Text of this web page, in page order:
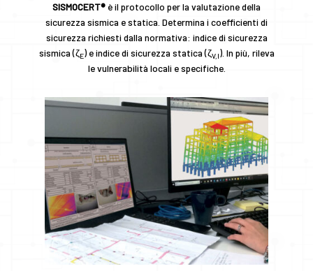
SISMOCERT® è il protocollo per la valutazione della
sicurezza sismica e statica. Determina i coefficienti di
sicurezza richiesti dalla normativa: indice di sicurezza
sismica (ζE) e indice di sicurezza statica (ζV,I). In più, rileva
le vulnerabilità locali e specifiche.